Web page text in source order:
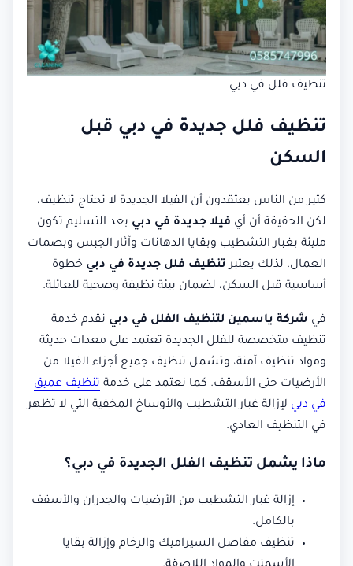
تنظيف فلل في دبي
تنظيف فلل جديدة في دبي قبل
السكن
كثير من الناس يعتقدون أن الفيلا الجديدة لا تحتاج تنظيف،
لكن الحقيقة أن أي فيلا جديدة في دبي بعد التسليم تكون
مليئة بغبار التشطيب وبقايا الدهانات وآثار الجبس وبصمات
العمال. لذلك يعتبر تنظيف فلل جديدة في دبي خطوة
أساسية قبل السكن، لضمان بيئة نظيفة وصحية للعائلة.
في شركة ياسمين لتنظيف الفلل في دبي نقدم خدمة
تنظيف متخصصة للفلل الجديدة تعتمد على معدات حديثة
ومواد تنظيف آمنة، وتشمل تنظيف جميع أجزاء الفيلا من
الأرضيات حتى الأسقف. كما نعتمد على خدمة تنظيف عميق
في دبي لإزالة غبار التشطيب والأوساخ المخفية التي لا تظهر
في التنظيف العادي.
ماذا يشمل تنظيف الفلل الجديدة في دبي؟
إزالة غبار التشطيب من الأرضيات والجدران والأسقف
بالكامل.
تنظيف مفاصل السيراميك والرخام وإزالة بقايا